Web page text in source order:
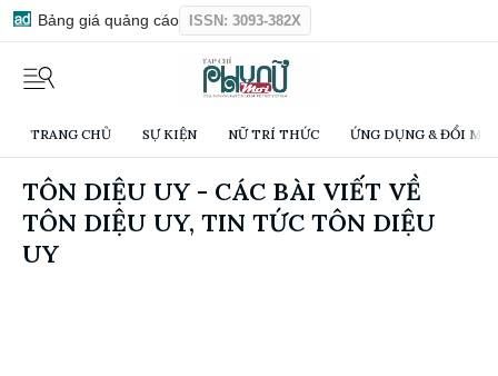
Bảng giá quảng cáo ISSN: 3093-382X
TRANG CHỦ SỰ KIỆN NỮ TRÍ THỨC ỨNG DỤNG & ĐỔI
TÔN DIỆU UY - CÁC BÀI VIẾT VỀ
TÔN DIỆU UY, TIN TỨC TÔN DIỆU
UY